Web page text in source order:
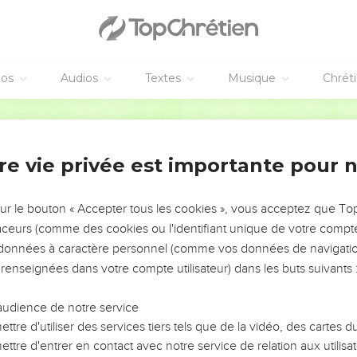
Audios Textes Musique
il a supprimé les hommes et les femmes qui se
au temps de son père Asa.
de grands bateaux à Ession-Guéber pour aller chercher de l’or
à Josaphat que ses marins partent en bateau avec les
on l’enterre avec ses ancêtres dans la « Ville de David » son
où Josaphat est roi de Juda, Akazias, fils d’Akab, devient roi
pendant deux ans.
yeux du SEIGNEUR. Il suit le mauvais exemple de son père,
qui a entraîné le peuple à pécher.
Baal pour l’adorer. Ainsi, il provoque la colère du
vie privée est importante pour
le bouton « Accepter tous les cookies », vous acceptez que
(comme des cookies ou l'identifiant unique de votre
à caractère personnel (comme vos données de
dans votre compte utilisateur) dans les buts suivants :
de notre service
d'utiliser des services tiers tels que de la vidéo, des cartes
d'entrer en contact avec notre service de relation aux